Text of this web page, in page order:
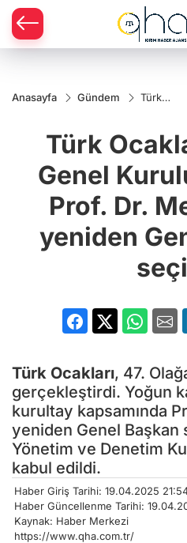
Anasayfa Gündem
Türk
Genel
Prof. Dr.
Mehmet
Öz,
yeniden
Başkan
seçildi
Türk
Genel
Prof. Dr.
yeniden
Türk Ocakları, 47.
gerçekleştirdi. Yoğun
kurultay kapsamında
yeniden Genel
Yönetim ve Denetim
kabul edildi.
Haber Giriş Tarihi: 19.04.2025
Haber Güncellenme Tarihi:
Kaynak: Haber Merkezi
https://www.qha.com.tr/